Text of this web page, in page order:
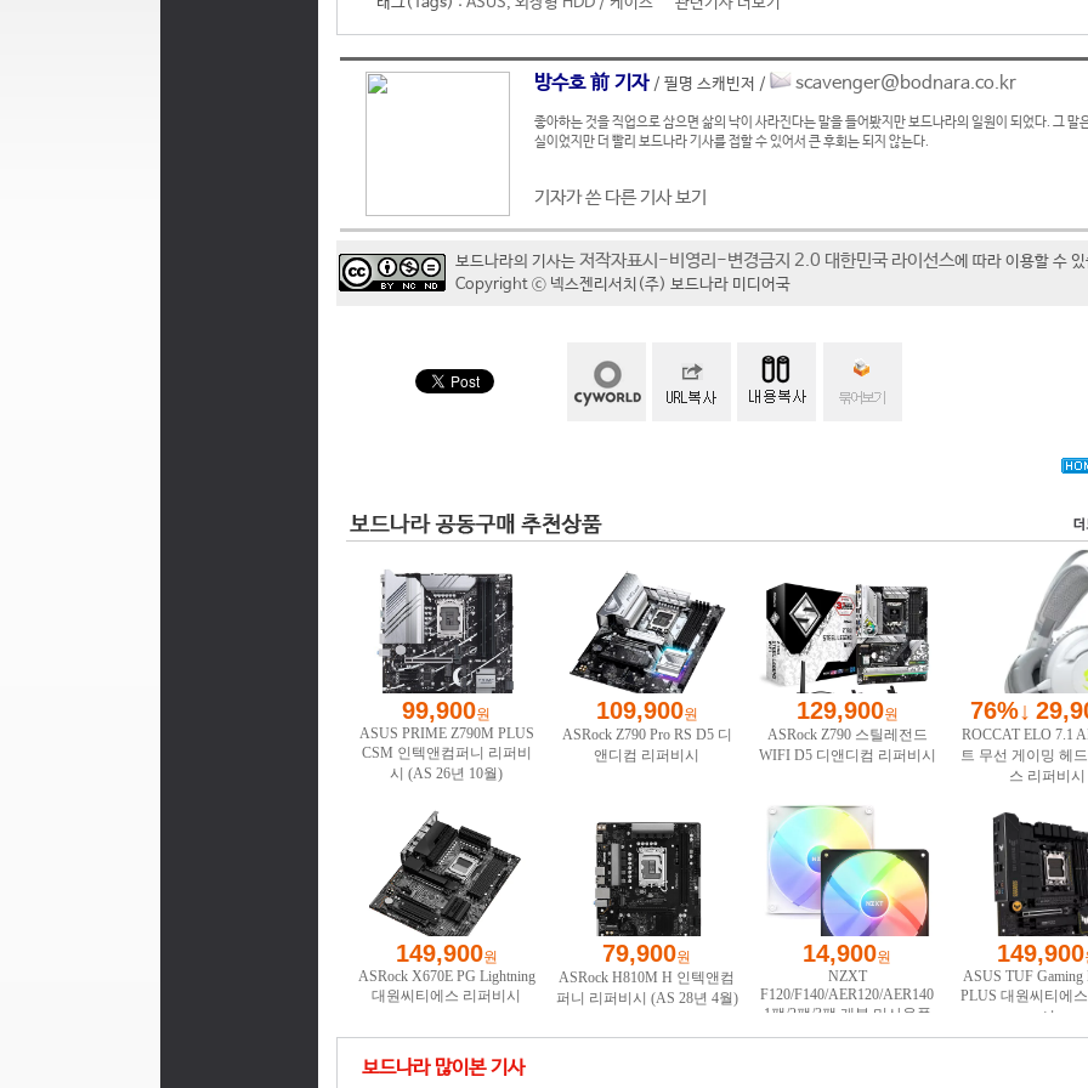
방수호 前 기자 / 필명 스캐빈저 / scavenger@bodnara.co.kr
좋아하는 것을 직업으로 삼으면 삶의 낙이 사라진다는 말을 들어봤지만 보드나라의 일원이 되었다. 그 말
실이었지만 더 빨리 보드나라 기사를 접할 수 있어서 큰 후회는 되지 않는다.
기자가 쓴 다른 기사 보기
보드나라의 기사는 저작자표시-비영리-변경금지 2.0 대한민국 라이선스에 따라 이용할 수
Copyright ⓒ 넥스젠리서치(주) 보드나라 미디어국
보드나라 많이본 기사